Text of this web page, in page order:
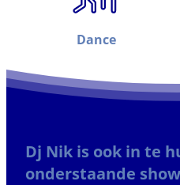
Dance
Dj Nik is ook in te
onderstaande